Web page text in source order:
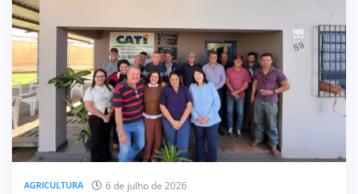
AGRICULTURA 6 de julho de 2026